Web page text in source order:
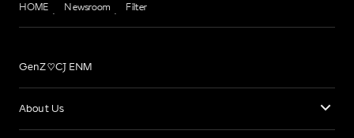
HOME Newsroom Filter
GenZ♡CJ ENM
About Us